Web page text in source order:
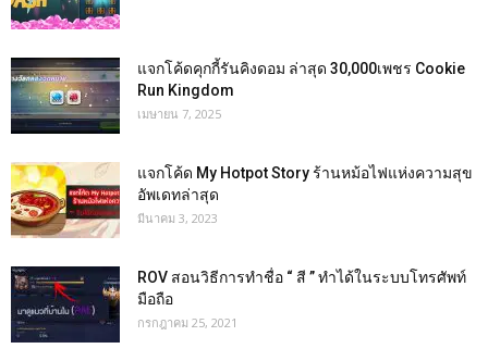
แจกโค้ดคุกกี้รันคิงดอม ล่าสุด 30,000เพชร Cookie
Run Kingdom
เมษายน 7, 2025
แจกโค้ด My Hotpot Story ร้านหม้อไฟแห่งความสุข
อัพเดทล่าสุด
มีนาคม 3, 2023
ROV สอนวิธีการทำชื่อ “ สี ” ทำได้ในระบบโทรศัพท์
มือถือ
กรกฎาคม 25, 2021